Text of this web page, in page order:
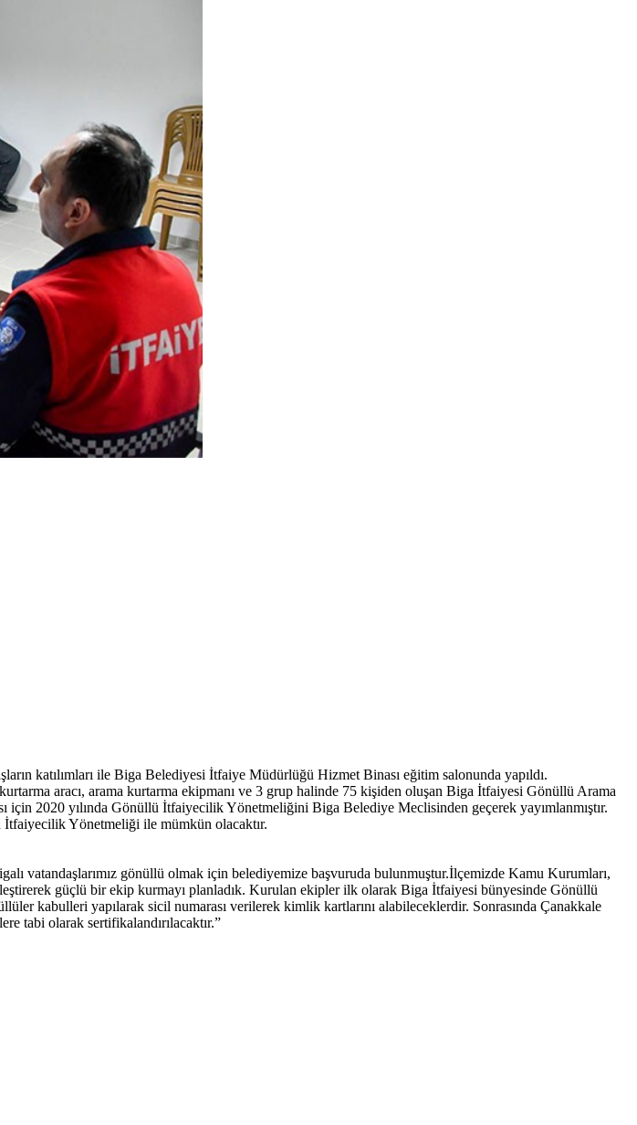
katılımları ile Biga Belediyesi İtfaiye Müdürlüğü Hizmet Binası eğitim salonunda yapıldı.
aracı, arama kurtarma ekipmanı ve 3 grup halinde 75 kişiden oluşan Biga İtfaiyesi Gönüllü Arama
için 2020 yılında Gönüllü İtfaiyecilik Yönetmeliğini Biga Belediye Meclisinden geçerek yayımlanmıştır.
İtfaiyecilik Yönetmeliği ile mümkün olacaktır.
vatandaşlarımız gönüllü olmak için belediyemize başvuruda bulunmuştur.İlçemizde Kamu Kurumları,
güçlü bir ekip kurmayı planladık. Kurulan ekipler ilk olarak Biga İtfaiyesi bünyesinde Gönüllü
kabulleri yapılarak sicil numarası verilerek kimlik kartlarını alabileceklerdir. Sonrasında Çanakkale
tabi olarak sertifikalandırılacaktır.”